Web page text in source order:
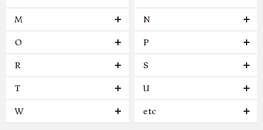
M N
O P
R S
T U
W etc